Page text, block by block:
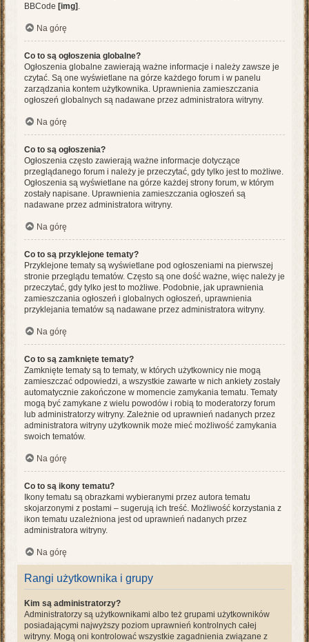
BBCode [img] .
Na górę
Co to są ogłoszenia globalne?
Ogłoszenia globalne zawierają ważne informacje i należy zawsze je
czytać. Są one wyświetlane na górze każdego forum i w panelu
zarządzania kontem użytkownika. Uprawnienia zamieszczania
ogłoszeń globalnych są nadawane przez administratora witryny.
Na górę
Co to są ogłoszenia?
Ogłoszenia często zawierają ważne informacje dotyczące
przeglądanego forum i należy je przeczytać, gdy tylko jest to możliwe.
Ogłoszenia są wyświetlane na górze każdej strony forum, w którym
zostały napisane. Uprawnienia zamieszczania ogłoszeń są
nadawane przez administratora witryny.
Na górę
Co to są przyklejone tematy?
Przyklejone tematy są wyświetlane pod ogłoszeniami na pierwszej
stronie przeglądu tematów. Często są one dość ważne, więc należy je
przeczytać, gdy tylko jest to możliwe. Podobnie, jak uprawnienia
zamieszczania ogłoszeń i globalnych ogłoszeń, uprawnienia
przyklejania tematów są nadawane przez administratora witryny.
Na górę
Co to są zamknięte tematy?
Zamknięte tematy są to tematy, w których użytkownicy nie mogą
zamieszczać odpowiedzi, a wszystkie zawarte w nich ankiety zostały
automatycznie zakończone w momencie zamykania tematu. Tematy
mogą być zamykane z wielu powodów i robią to moderatorzy forum
lub administratorzy witryny. Zależnie od uprawnień nadanych przez
administratora witryny użytkownik może mieć możliwość zamykania
swoich tematów.
Na górę
Co to są ikony tematu?
Ikony tematu są obrazkami wybieranymi przez autora tematu
skojarzonymi z postami – sugerują ich treść. Możliwość korzystania z
ikon tematu uzależniona jest od uprawnień nadanych przez
administratora witryny.
Na górę
Rangi użytkownika i grupy
Kim są administratorzy?
Administratorzy są użytkownikami albo też grupami użytkowników
posiadającymi najwyższy poziom uprawnień kontrolnych całej
witryny. Mogą oni kontrolować wszystkie zagadnienia związane z